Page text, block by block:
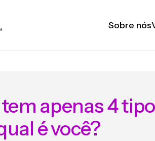
Sobre nós
apenas 4
é você?